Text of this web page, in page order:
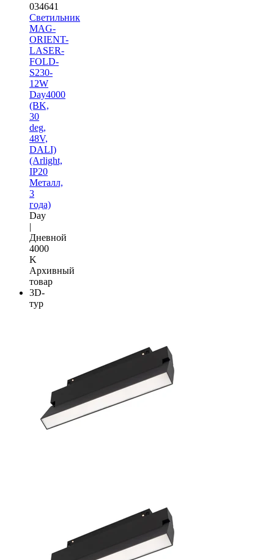
034641
Светильник
MAG-
ORIENT-
LASER-
FOLD-
S230-
12W
Day4000
(BK,
30
deg,
48V,
DALI)
(Arlight,
IP20
Металл,
3
года)
Day
|
Дневной
4000
K
Архивный
товар
3D-
тур